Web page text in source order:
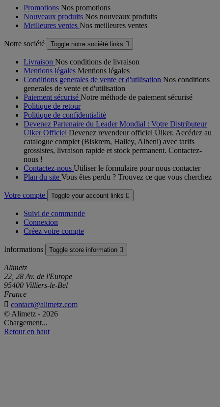
Promotions Nos promotions
Nouveaux produits Nos nouveaux produits
Meilleures ventes Nos meilleures ventes
Notre société Toggle notre société links 
Livraison Nos conditions de livraison
Mentions légales Mentions légales
Conditions generales de vente et d'utilisation Nos conditions
generales de vente et d'utilisation
Paiement sécurisé Notre méthode de paiement sécurisé
Politique de retour
Politique de confidentialité
Devenez Partenaire du Leader Mondial : Votre Distributeur
Ülker Officiel Devenez revendeur officiel Ülker. Accédez au
catalogue complet (Biskrem, Halley, Albeni) avec tarifs
grossistes, livraison rapide et stock permanent. Contactez-
nous !
Contactez-nous Utiliser le formulaire pour nous contacter
Plan du site Vous êtes perdu ? Trouvez ce que vous cherchez
Votre compte Toggle your account links 
Suivi de commande
Connexion
Créez votre compte
Informations Toggle store information 
Alimetz
22, 28 Av. de l'Europe
95400 Villiers-le-Bel
France
 contact@alimetz.com
© Alimetz - 2026
Chargement...
Retour en haut